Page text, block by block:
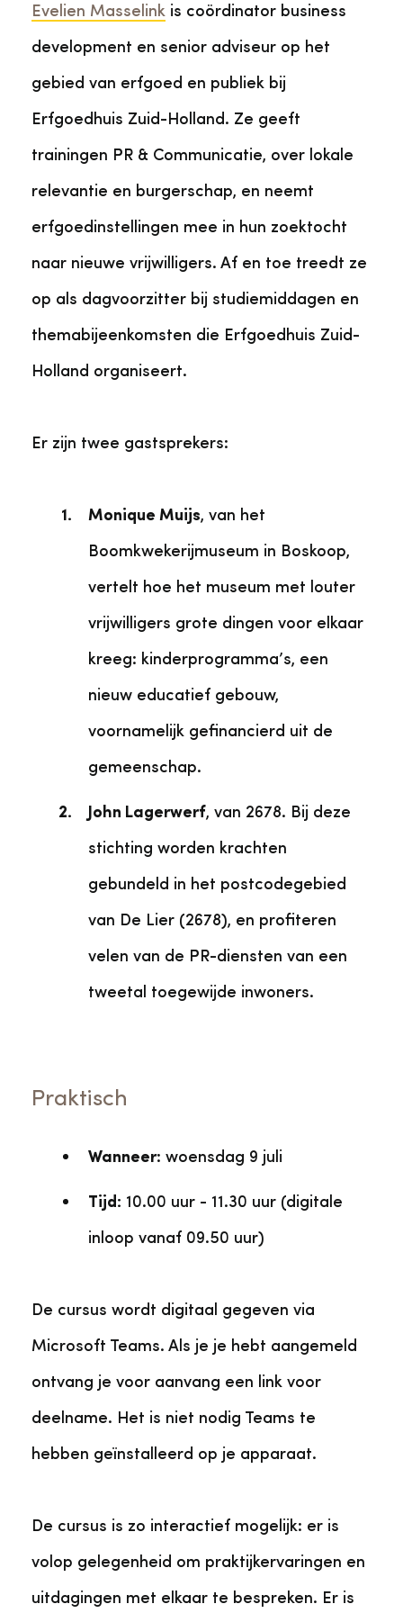
Evelien Masselink is coördinator business
development en senior adviseur op het
gebied van erfgoed en publiek bij
Erfgoedhuis Zuid-Holland. Ze geeft
trainingen PR & Communicatie, over lokale
relevantie en burgerschap, en neemt
erfgoedinstellingen mee in hun zoektocht
naar nieuwe vrijwilligers. Af en toe treedt ze
op als dagvoorzitter bij studiemiddagen en
themabijeenkomsten die Erfgoedhuis Zuid-
Holland organiseert.
Er zijn twee gastsprekers:
Monique Muijs, van het
Boomkwekerijmuseum in Boskoop,
vertelt hoe het museum met louter
vrijwilligers grote dingen voor elkaar
kreeg: kinderprogramma’s, een
nieuw educatief gebouw,
voornamelijk gefinancierd uit de
gemeenschap.
John Lagerwerf, van 2678. Bij deze
stichting worden krachten
gebundeld in het postcodegebied
van De Lier (2678), en profiteren
velen van de PR-diensten van een
tweetal toegewijde inwoners.
Praktisch
Wanneer: woensdag 9 juli
Tijd: 10.00 uur - 11.30 uur (digitale
inloop vanaf 09.50 uur)
De cursus wordt digitaal gegeven via
Microsoft Teams. Als je je hebt aangemeld
ontvang je voor aanvang een link voor
deelname. Het is niet nodig Teams te
hebben geïnstalleerd op je apparaat.
De cursus is zo interactief mogelijk: er is
volop gelegenheid om praktijkervaringen en
uitdagingen met elkaar te bespreken. Er is